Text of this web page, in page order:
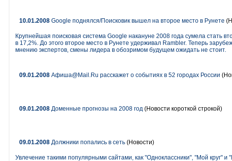
10.01.2008 Google поднялся/Поисковик вышел на второе место в Рунете
Крупнейшая поисковая система Google накануне 2008 года сумела стать
в 17,2%. До этого второе место в Рунете удерживал Rambler. Теперь
мнению экспертов, смены лидера в обозримом будущем ожидать не стоит.
09.01.2008 Афиша@Mail.Ru расскажет о событиях в 52 городах России
09.01.2008 Доменные прогнозы на 2008 год (Новости короткой строкой)
09.01.2008 Должники попались в сеть (Новости)
Увлечение такими популярными сайтами, как "Одноклассники", "Мой круг"